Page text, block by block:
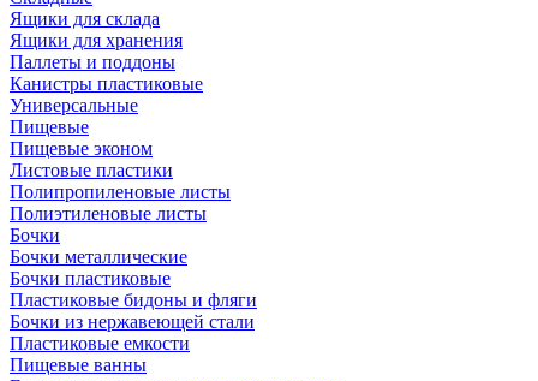
Ящики для склада
Ящики для хранения
Паллеты и поддоны
Канистры пластиковые
Универсальные
Пищевые
Пищевые эконом
Листовые пластики
Полипропиленовые листы
Полиэтиленовые листы
Бочки
Бочки металлические
Бочки пластиковые
Пластиковые бидоны и фляги
Бочки из нержавеющей стали
Пластиковые емкости
Пищевые ванны